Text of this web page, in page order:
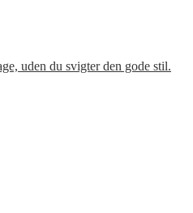
uden du svigter den gode stil.